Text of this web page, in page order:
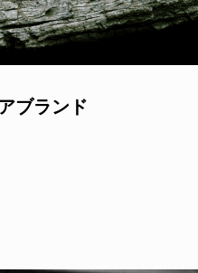
ブランド